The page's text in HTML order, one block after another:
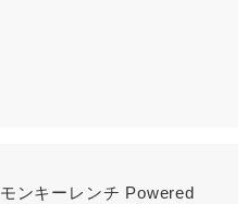
モンキーレンチ Powered